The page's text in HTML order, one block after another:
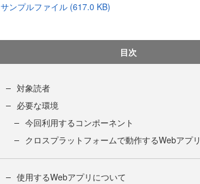
サンプルファイル (617.0 KB)
目次
対象読者
必要な環境
今回利用するコンポーネント
クロスプラットフォームで動作するWebアプリ
使用するWebアプリについて